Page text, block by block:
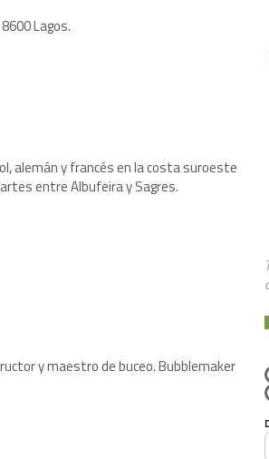
Lagos.
alemán y francés en la costa suroeste
entre Albufeira y Sagres.
y maestro de buceo. Bubblemaker